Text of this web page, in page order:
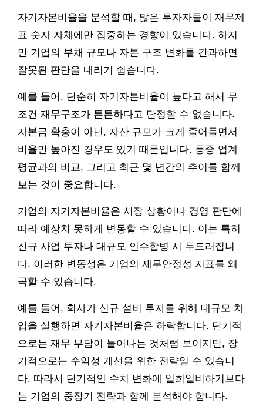
자기자본비율을 분석할 때, 많은 투자자들이 재무제
표 숫자 자체에만 집중하는 경향이 있습니다. 하지
만 기업의 부채 규모나 자본 구조 변화를 간과하면
잘못된 판단을 내리기 쉽습니다.
예를 들어, 단순히 자기자본비율이 높다고 해서 무
조건 재무구조가 튼튼하다고 단정할 수 없습니다.
자본금 확충이 아닌, 자산 규모가 크게 줄어들면서
비율만 높아진 경우도 있기 때문입니다. 동종 업계
평균과의 비교, 그리고 최근 몇 년간의 추이를 함께
보는 것이 중요합니다.
기업의 자기자본비율은 시장 상황이나 경영 판단에
따라 예상치 못하게 변동할 수 있습니다. 이는 특히
신규 사업 투자나 대규모 인수합병 시 두드러집니
다. 이러한 변동성은 기업의 재무안정성 지표를 왜
곡할 수 있습니다.
예를 들어, 회사가 신규 설비 투자를 위해 대규모 차
입을 실행하면 자기자본비율은 하락합니다. 단기적
으로는 재무 부담이 늘어나는 것처럼 보이지만, 장
기적으로는 수익성 개선을 위한 전략일 수 있습니
다. 따라서 단기적인 수치 변화에 일희일비하기보다
는 기업의 중장기 전략과 함께 분석해야 합니다.